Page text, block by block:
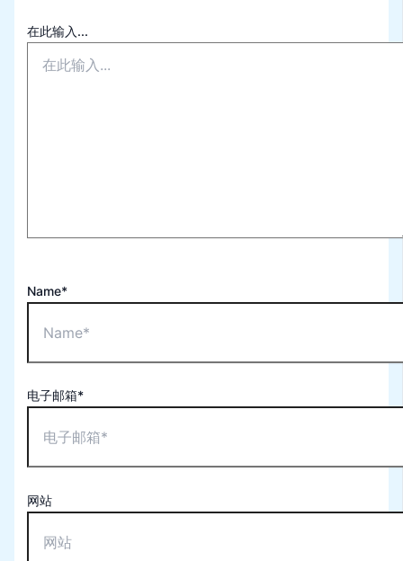
在此输入...
Name*
电子邮箱*
网站